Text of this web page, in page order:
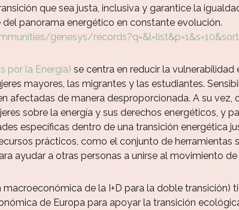
que sea justa, inclusiva y garantice la
panorama energético en constante evolución.
genesys/
por la Energía) se centra en reducir la
mayores, las migrantes y las estudiantes.
afectadas de manera desproporcionada. A su
sobre la energía y sus derechos energéticos, y
específicas dentro de una transición energética
prácticos, como el conjunto de herramientas
ayudar a otras personas a unirse al movimiento
macroeconómica de la I+D para la doble
de Europa para apoyar la transición